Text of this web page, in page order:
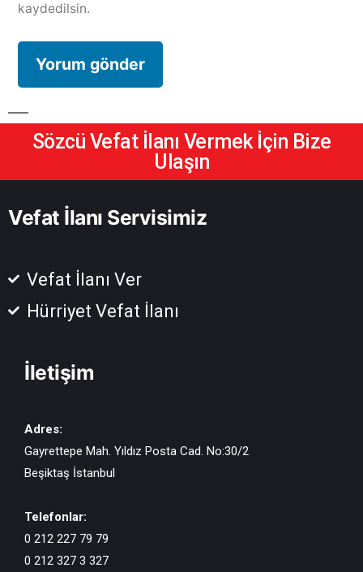
kaydedilsin.
Sözcü Vefat İlanı Vermek İçin Bize
Ulaşın
Vefat İlanı Servisimiz
Vefat İlanı Ver
Hürriyet Vefat İlanı
İletişim
Adres:
Gayrettepe Mah. Yıldız Posta Cad. No:30/2
Beşiktaş İstanbul
Telefonlar:
0 212 227 79 79
0 212 327 3 327